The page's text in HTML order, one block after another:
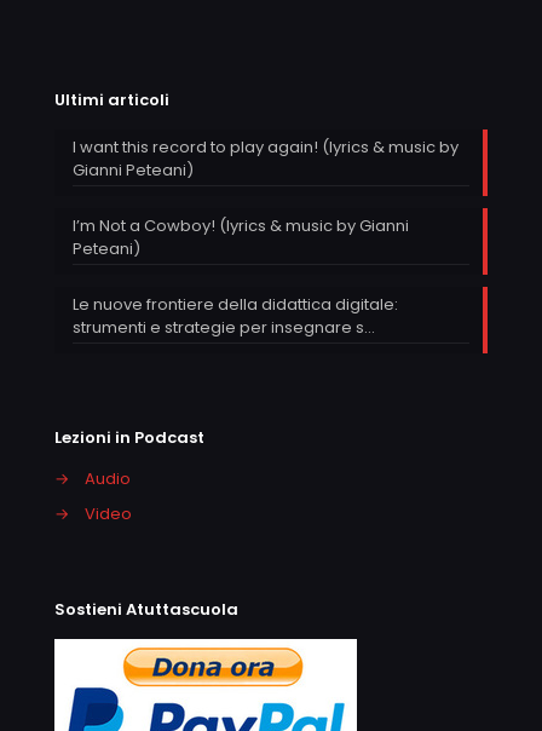
Ultimi articoli
I want this record to play again! (lyrics & music by
Gianni Peteani)
I’m Not a Cowboy! (lyrics & music by Gianni
Peteani)
Le nuove frontiere della didattica digitale:
strumenti e strategie per insegnare s…
Lezioni in Podcast
→
Audio
→
Video
Sostieni Atuttascuola